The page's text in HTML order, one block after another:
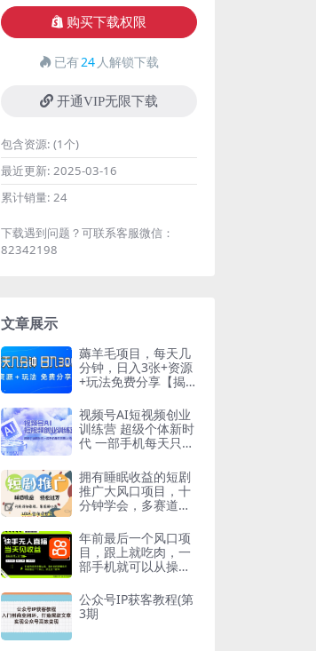
购买下载权限
已有24 人解锁下载
开通VIP无限下载
包含资源: (1个)
最近更新: 2025-03-16
累计销量: 24
下载遇到问题？可联系客服微信：
82342198
文章展示
薅羊毛项目，每天几
分钟，日入3张+资源
+玩法免费分享【揭
视频号AI短视频创业
训练营 超级个体新时
代 一部手机每天只需
拥有睡眠收益的短剧
推广大风口项目，十
分钟学会，多赛道选
年前最后一个风口项
目，跟上就吃肉，一
部手机就可以从操
公众号IP获客教程(第
3期